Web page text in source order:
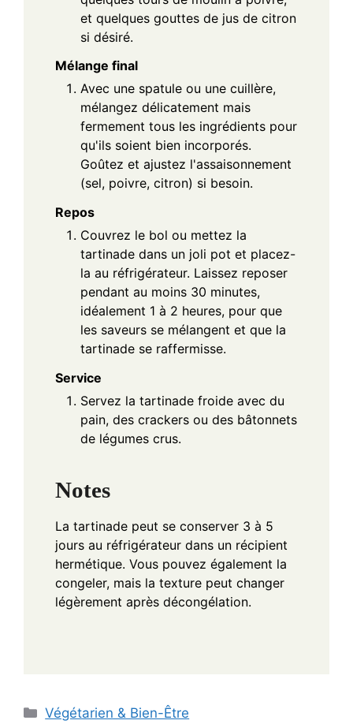
et quelques gouttes de jus de citron
si désiré.
Mélange final
Avec une spatule ou une cuillère,
mélangez délicatement mais
fermement tous les ingrédients pour
qu'ils soient bien incorporés.
Goûtez et ajustez l'assaisonnement
(sel, poivre, citron) si besoin.
Repos
Couvrez le bol ou mettez la
tartinade dans un joli pot et placez-
la au réfrigérateur. Laissez reposer
pendant au moins 30 minutes,
idéalement 1 à 2 heures, pour que
les saveurs se mélangent et que la
tartinade se raffermisse.
Service
Servez la tartinade froide avec du
pain, des crackers ou des bâtonnets
de légumes crus.
Notes
La tartinade peut se conserver 3 à 5
jours au réfrigérateur dans un récipient
hermétique. Vous pouvez également la
congeler, mais la texture peut changer
légèrement après décongélation.
Categories
Végétarien & Bien-Être